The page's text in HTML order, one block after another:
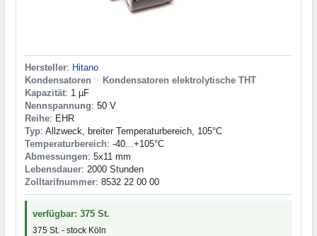
Hersteller: Hitano
Kondensatoren > Kondensatoren elektrolytische THT
Kapazität: 1 µF
Nennspannung: 50 V
Reihe: EHR
Typ: Allzweck, breiter Temperaturbereich, 105°C
Temperaturbereich: -40...+105°C
Abmessungen: 5x11 mm
Lebensdauer: 2000 Stunden
Zolltarifnummer: 8532 22 00 00
verfügbar: 375 St.
375 St. - stock Köln